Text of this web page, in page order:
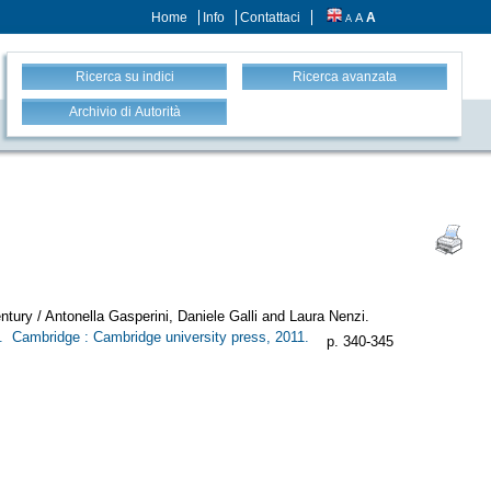
Home Info Contattaci A A A
Ricerca su indici Ricerca avanzata
Archivio di Autorità